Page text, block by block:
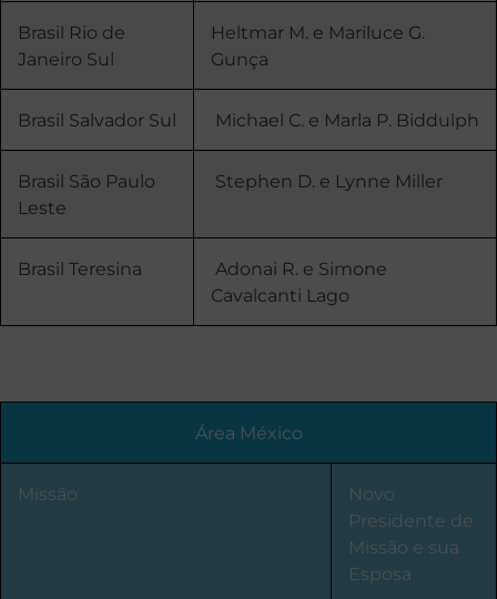
Brasil Rio de
Janeiro Sul
Heltmar M. e Mariluce G.
Gunça
Brasil Salvador Sul Michael C. e Marla P. Biddulph
Brasil São Paulo
Leste
Stephen D. e Lynne Miller
Brasil Teresina
Adonai R. e Simone
Cavalcanti Lago
Área México
Missão
Novo
Presidente de
Missão e sua
Esposa